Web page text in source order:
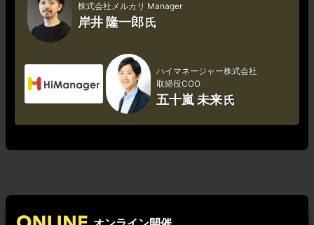
株式会社メルカリ Manager
岸井 隆一郎
ハイマネージャー株式会社
取締役COO
五十嵐 未来